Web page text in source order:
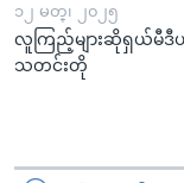
၁၂ မတ္၊ ၂၀၂၅
လူကြည့်များဆိုရှယ်မီဒီ
သတင်းတို